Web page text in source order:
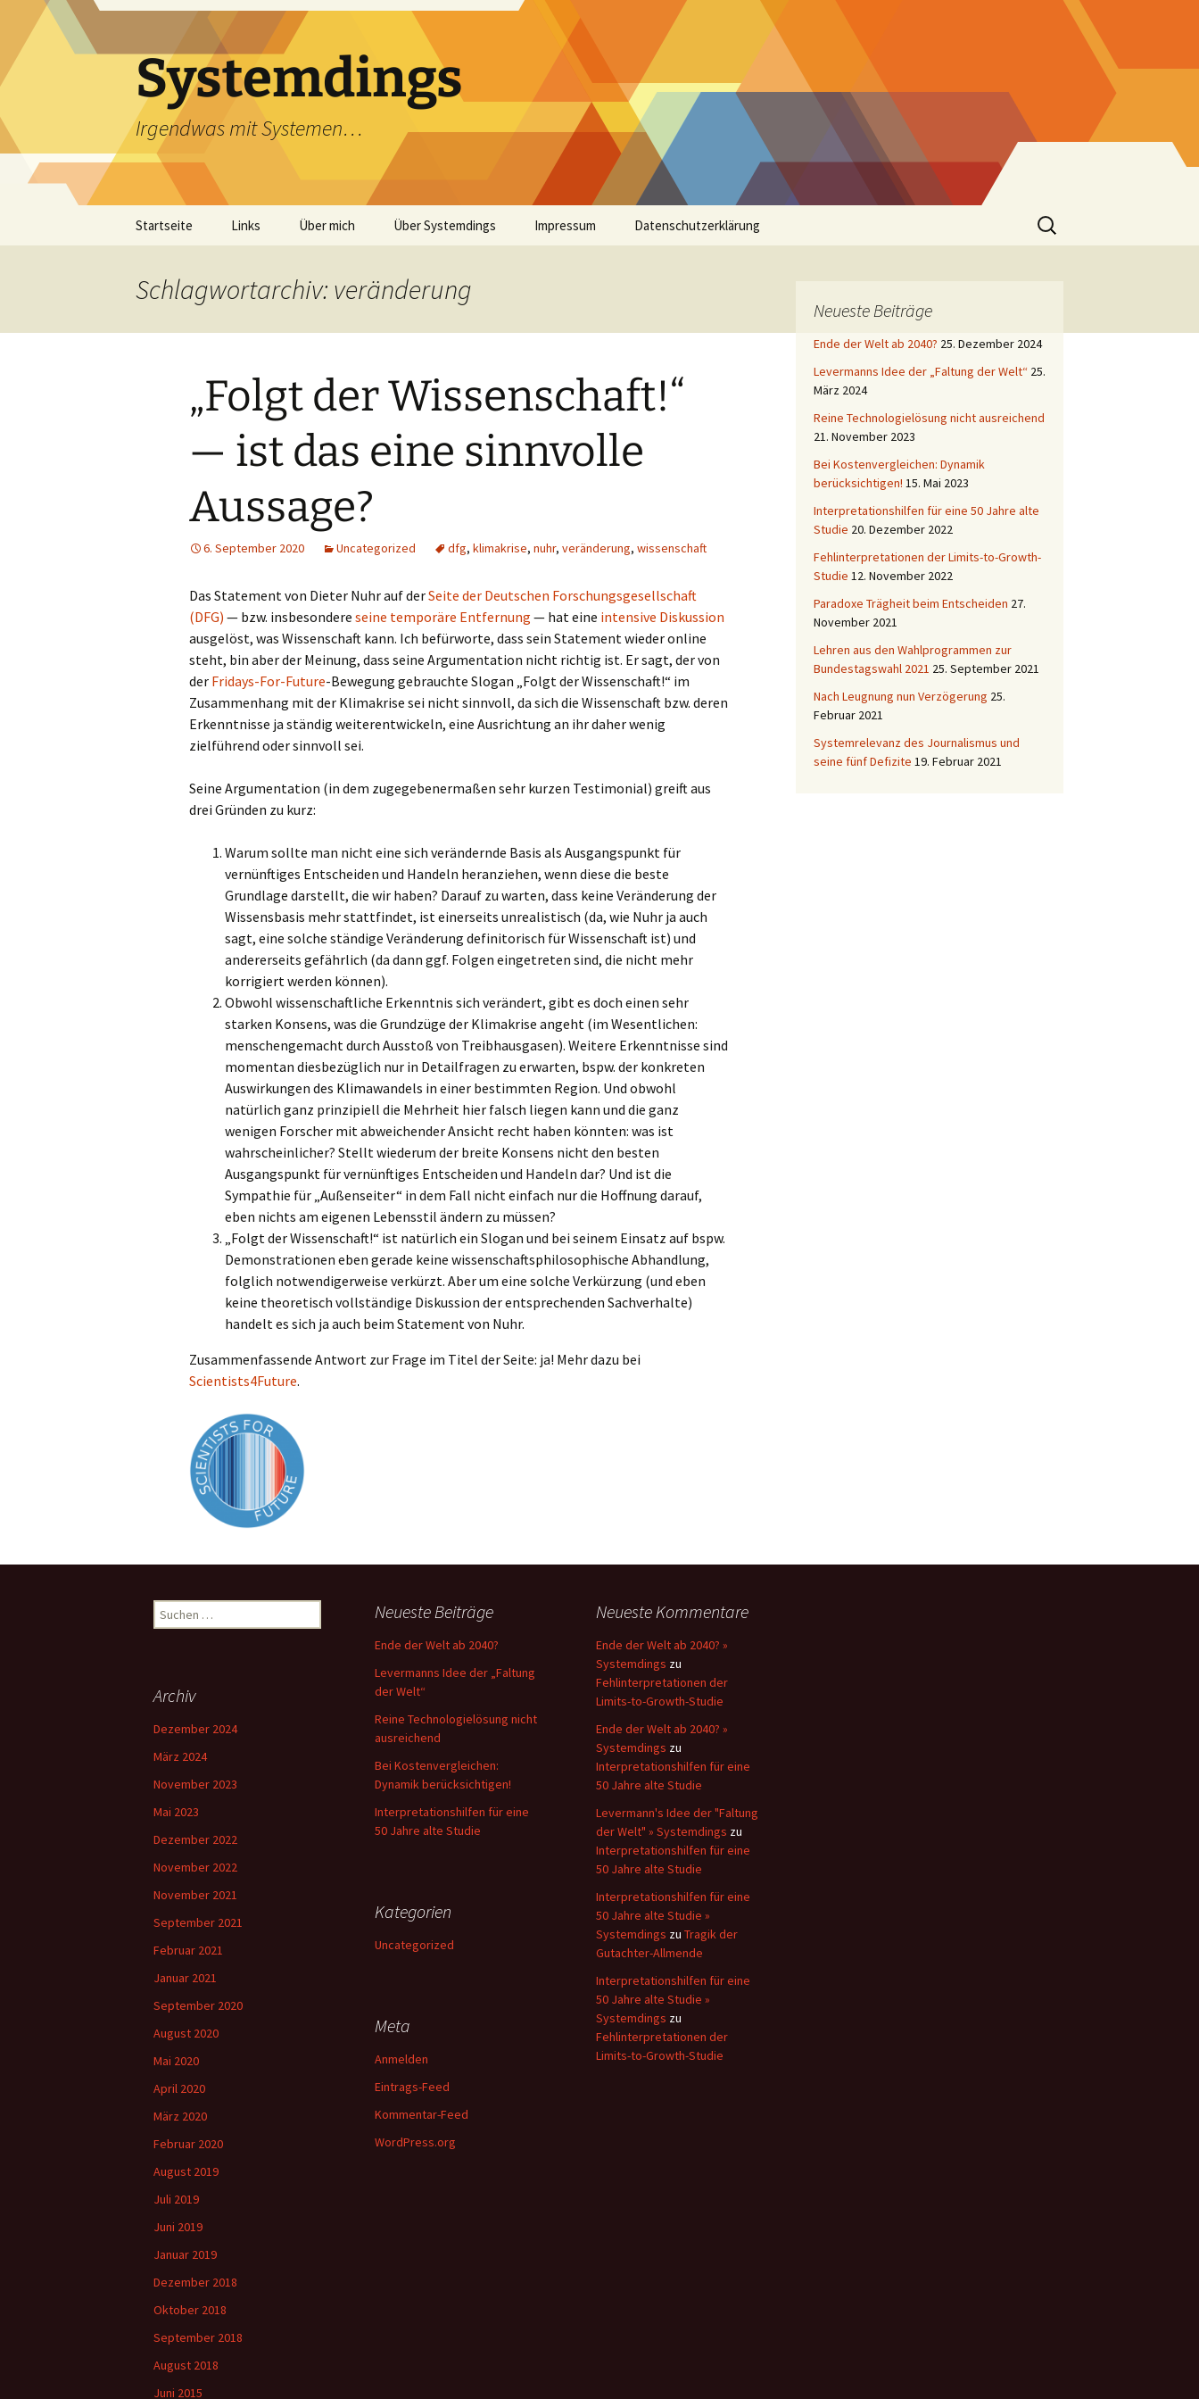
Inhalt
springen
Systemdings
Irgendwas mit Systemen…
Startseite Links Über mich Über Systemdings Impressum Datenschutzerklärung
Suchen
nach:
Schlagwortarchiv: veränderung
„Folgt der Wissenschaft!“
— ist das eine sinnvolle
Aussage?
6. September 2020 Uncategorized dfg, klimakrise, nuhr, veränderung, wissenschaft
Das Statement von Dieter Nuhr auf derSeite der Deutschen Forschungsgesellschaft
(DFG) — bzw. insbesondere seine temporäre Entfernung — hat eine intensive Diskussion
ausgelöst, was Wissenschaft kann. Ich befürworte, dass sein Statement wieder online
steht, bin aber der Meinung, dass seine Argumentation nicht richtig ist. Er sagt, der von
der Fridays-For-Future-Bewegung gebrauchte Slogan „Folgt der Wissenschaft!“ im
Zusammenhang mit der Klimakrise sei nicht sinnvoll, da sich die Wissenschaft bzw. deren
Erkenntnisse ja ständig weiterentwickeln, eine Ausrichtung an ihr daher wenig
zielführend oder sinnvoll sei.
Seine Argumentation (in dem zugegebenermaßen sehr kurzen Testimonial) greift aus
drei Gründen zu kurz:
Warum sollte man nicht eine sich verändernde Basis als Ausgangspunkt für
vernünftiges Entscheiden und Handeln heranziehen, wenn diese die beste
Grundlage darstellt, die wir haben? Darauf zu warten, dass keine Veränderung der
Wissensbasis mehr stattfindet, ist einerseits unrealistisch (da, wie Nuhr ja auch
sagt, eine solche ständige Veränderung definitorisch für Wissenschaft ist) und
andererseits gefährlich (da dann ggf. Folgen eingetreten sind, die nicht mehr
korrigiert werden können).
Obwohl wissenschaftliche Erkenntnis sich verändert, gibt es doch einen sehr
starken Konsens, was die Grundzüge der Klimakrise angeht (im Wesentlichen:
menschengemacht durch Ausstoß von Treibhausgasen). Weitere Erkenntnisse sind
momentan diesbezüglich nur in Detailfragen zu erwarten, bspw. der konkreten
Auswirkungen des Klimawandels in einer bestimmten Region. Und obwohl
natürlich ganz prinzipiell die Mehrheit hier falsch liegen kann und die ganz
wenigen Forscher mit abweichender Ansicht recht haben könnten: was ist
wahrscheinlicher? Stellt wiederum der breite Konsens nicht den besten
Ausgangspunkt für vernünftiges Entscheiden und Handeln dar? Und ist die
Sympathie für „Außenseiter“ in dem Fall nicht einfach nur die Hoffnung darauf,
eben nichts am eigenen Lebensstil ändern zu müssen?
„Folgt der Wissenschaft!“ ist natürlich ein Slogan und bei seinem Einsatz auf bspw.
Demonstrationen eben gerade keine wissenschaftsphilosophische Abhandlung,
folglich notwendigerweise verkürzt. Aber um eine solche Verkürzung (und eben
keine theoretisch vollständige Diskussion der entsprechenden Sachverhalte)
handelt es sich ja auch beim Statement von Nuhr.
Zusammenfassende Antwort zur Frage im Titel der Seite: ja! Mehr dazu bei
Scientists4Future.
Neueste Beiträge
Ende der Welt ab 2040? 25. Dezember 2024
Levermanns Idee der „Faltung der Welt“ 25.
März 2024
Reine Technologielösung nicht ausreichend
21. November 2023
Bei Kostenvergleichen: Dynamik
berücksichtigen! 15. Mai 2023
Interpretationshilfen für eine 50 Jahre alte
Studie 20. Dezember 2022
Fehlinterpretationen der Limits-to-Growth-
Studie 12. November 2022
Paradoxe Trägheit beim Entscheiden 27.
November 2021
Lehren aus den Wahlprogrammen zur
Bundestagswahl 2021 25. September 2021
Nach Leugnung nun Verzögerung 25.
Februar 2021
Systemrelevanz des Journalismus und
seine fünf Defizite 19. Februar 2021
Suchen
nach:
Neueste Beiträge
Ende der Welt ab 2040?
Levermanns Idee der „Faltung
der Welt“
Reine Technologielösung nicht
ausreichend
Bei Kostenvergleichen:
Dynamik berücksichtigen!
Interpretationshilfen für eine
50 Jahre alte Studie
Neueste Kommentare
Ende der Welt ab 2040? »
Systemdings zu
Fehlinterpretationen der
Limits-to-Growth-Studie
Ende der Welt ab 2040? »
Systemdings zu
Interpretationshilfen für eine
50 Jahre alte Studie
Levermann's Idee der "Faltung
der Welt" » Systemdings zu
Interpretationshilfen für eine
50 Jahre alte Studie
Interpretationshilfen für eine
50 Jahre alte Studie »
Systemdings zu Tragik der
Gutachter-Allmende
Interpretationshilfen für eine
50 Jahre alte Studie »
Systemdings zu
Fehlinterpretationen der
Limits-to-Growth-Studie
Archiv
Dezember 2024
März 2024
November 2023
Mai 2023
Dezember 2022
November 2022
November 2021
September 2021
Februar 2021
Januar 2021
September 2020
August 2020
Mai 2020
April 2020
März 2020
Februar 2020
August 2019
Juli 2019
Juni 2019
Januar 2019
Dezember 2018
Oktober 2018
September 2018
August 2018
Juni 2015
Kategorien
Uncategorized
Meta
Anmelden
Eintrags-Feed
Kommentar-Feed
WordPress.org